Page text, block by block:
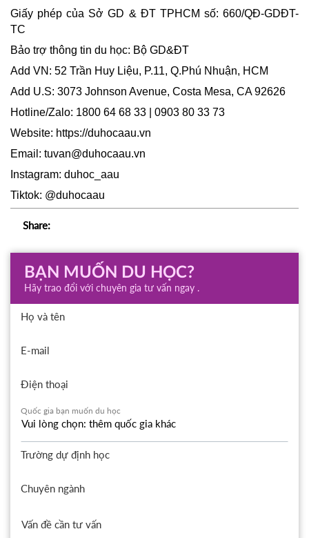
Giấy phép của Sở GD & ĐT TPHCM số: 660/QĐ-GDĐT-
TC
Bảo trợ thông tin du học: Bộ GD&ĐT
Add VN: 52 Trần Huy Liệu, P.11, Q.Phú Nhuận, HCM
Add U.S: 3073 Johnson Avenue, Costa Mesa, CA 92626
Hotline/Zalo: 1800 64 68 33 | 0903 80 33 73
Website: https://duhocaau.vn
Email: tuvan@duhocaau.vn
Instagram: duhoc_aau
Tiktok: @duhocaau
Share:
BẠN MUỐN DU HỌC?
Hãy trao đổi với chuyên gia tư vấn ngay .
Họ và tên
E-mail
Điện thoại
Quốc gia bạn muốn du học
Trường dự định học
Chuyên ngành